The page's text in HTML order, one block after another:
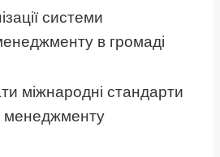
системи
в громаді
міжнародні стандарти
менеджменту